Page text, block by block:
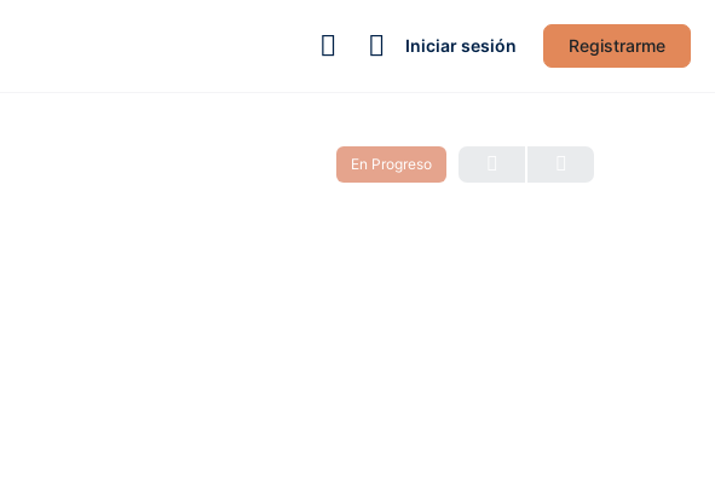
Iniciar sesión Registrarme
En Progreso